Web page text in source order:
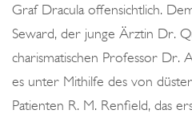
Graf Dracula offensichtlich.
Seward, der junge Ärztin Dr.
charismatischen Professor Dr.
es unter Mithilfe des von
Patienten R. M. Renfield, das